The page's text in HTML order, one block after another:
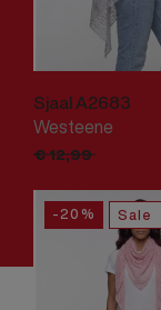
Sjaal A2683
Westeene
€12,99
-20% Sale